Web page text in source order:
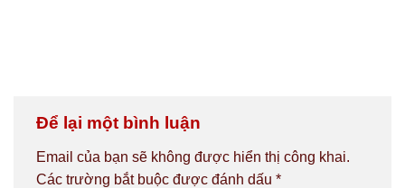
Để lại một bình luận
Email của bạn sẽ không được hiển thị công khai.
Các trường bắt buộc được đánh dấu *